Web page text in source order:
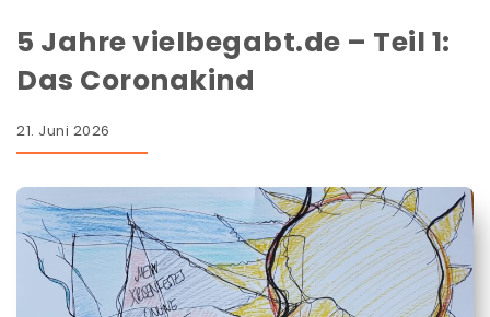
5 Jahre vielbegabt.de – Teil 1:
Das Coronakind
21. Juni 2026